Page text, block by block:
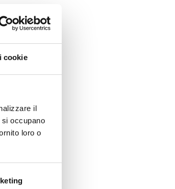
cookie
il
occupano
loro o